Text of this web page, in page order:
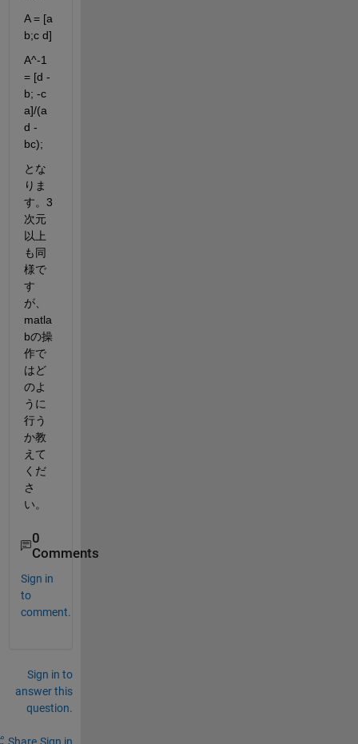
A = [a
b;c d]
A^-1
= [d -
b; -c
a]/(a
d -
bc);
とな
りま
す。3
次元
以上
も同
様で
す
が、
matla
bの操
作で
はど
のよ
うに
行う
か教
えて
くだ
さ
い。
0
Comments
Sign in
to
comment.
Sign in to
answer this
question.
Share Sign in